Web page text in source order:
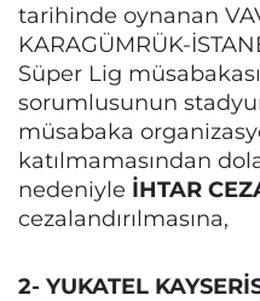
tarihinde oynanan
KARAGÜMRÜK-
Süper Lig
sorumlusunun
müsabaka
katılmamasından
nedeniyle İHTAR
cezalandırılmasına,
2- YUKATEL